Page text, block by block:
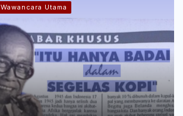
Wawancara Utama